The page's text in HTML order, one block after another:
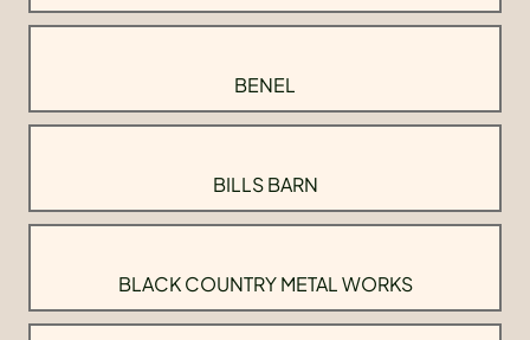
BENEL
BILLS BARN
BLACK COUNTRY METAL WORKS